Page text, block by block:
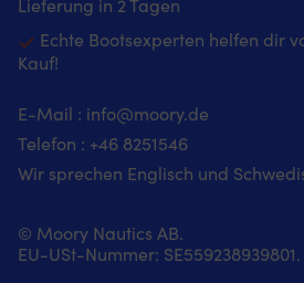
Lieferung in 2 Tagen
Echte Bootsexperten helfen dir
Kauf!
E-Mail : info@moory.de
Telefon : +46 8251546
Wir sprechen Englisch und
© Moory Nautics AB.
EU-USt-Nummer: SE559238939801.